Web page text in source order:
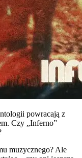
powracają z
Czy „Inferno”
muzycznego? Ale